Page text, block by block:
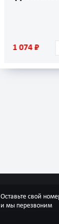
1 074 ₽
Оставьте свой
и мы перезвоним